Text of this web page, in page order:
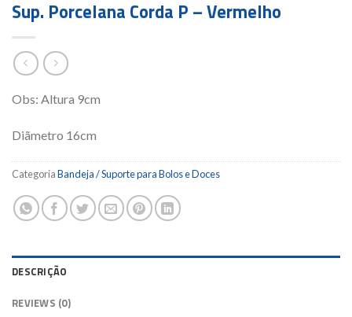
Sup. Porcelana Corda P – Vermelho
Obs: Altura 9cm
Diãmetro 16cm
CategoriaBandeja / Suporte para Bolos e Doces
DESCRIÇÃO
REVIEWS (0)